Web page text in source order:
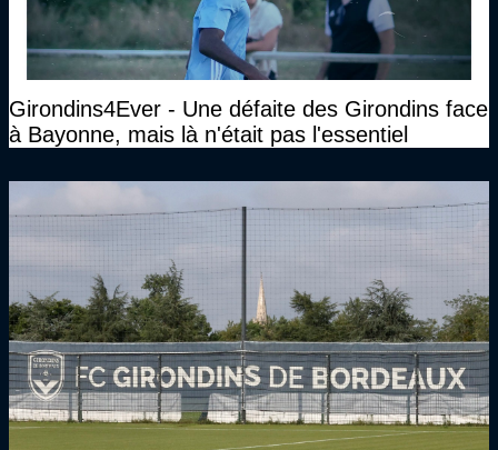
Girondins4Ever - Une défaite des Girondins face
à Bayonne, mais là n'était pas l'essentiel